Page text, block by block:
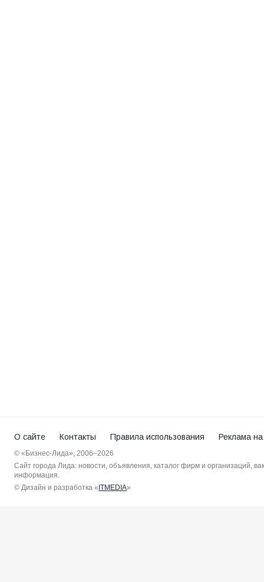
О сайте Контакты Правила использования Реклама
© «Бизнес-Лида», 2006–2026
Сайт города Лида: новости, объявления, каталог фирм и организаций,
информация.
© Дизайн и разработка «ITMEDIA»